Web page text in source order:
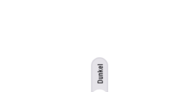
Dunkel